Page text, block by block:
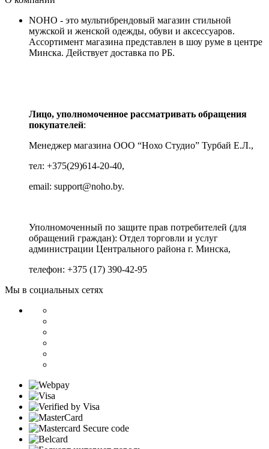
NOHO - это мультибрендовый магазин стильной
мужской и женской одежды, обуви и аксессуаров.
Ассортимент магазина представлен в шоу руме в центре
Минска. Действует доставка по РБ.
Лицо, уполномоченное рассматривать обращения
покупателей:
Менеджер магазина ООО “Нохо Студио” Турбай Е.Л.,
тел: +375(29)614-20-40,
email: support@noho.by.
Уполномоченный по защите прав потребителей (для
обращений граждан): Отдел торговли и услуг
администрации Центрального района г. Минска,
телефон: +375 (17) 390-42-95
Мы в социальных сетях